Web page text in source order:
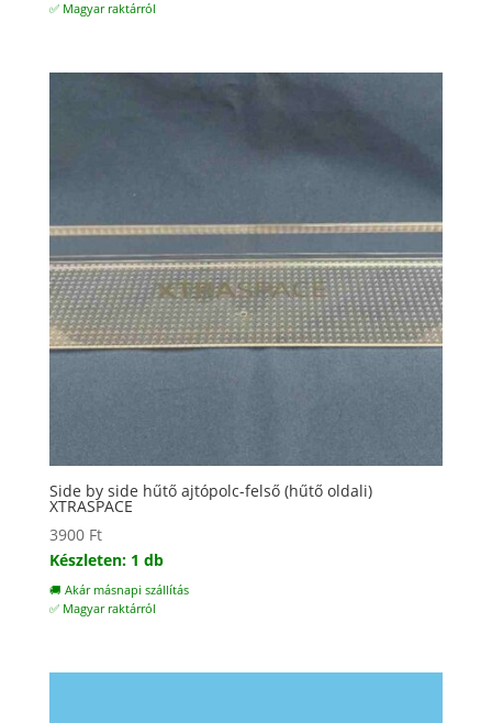
✅ Magyar raktárról
Side by side hűtő ajtópolc-felső (hűtő oldali)
XTRASPACE
3900 Ft
Készleten: 1 db
🚚 Akár másnapi szállítás
✅ Magyar raktárról